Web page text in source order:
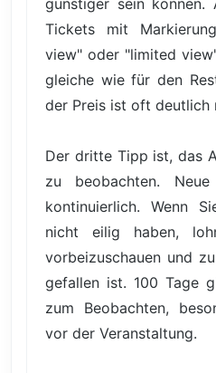
Tickets mit
view" oder "limited
gleiche wie für den
der Preis ist oft deutlich
Der dritte Tipp ist, das
zu beobachten.
kontinuierlich. Wenn
nicht eilig haben,
vorbeizuschauen und
gefallen ist. 100 Tage
zum Beobachten,
vor der Veranstaltung.